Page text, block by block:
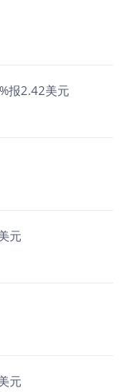
报2.42美元
元
元